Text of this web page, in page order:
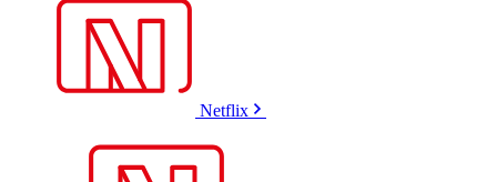
Netflix